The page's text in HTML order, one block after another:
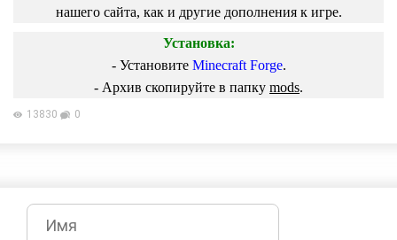
нашего сайта, как и другие дополнения к игре.
Установка:
- Установите Minecraft Forge.
- Архив скопируйте в папку mods.
13830 0